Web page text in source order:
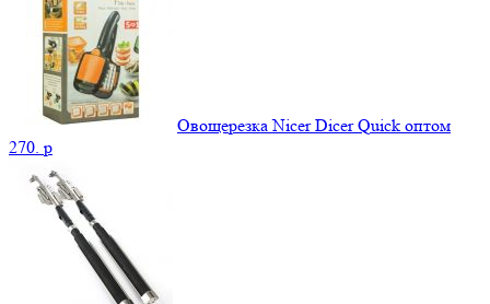
Овощерезка Nicer Dicer Quick оптом
270. p